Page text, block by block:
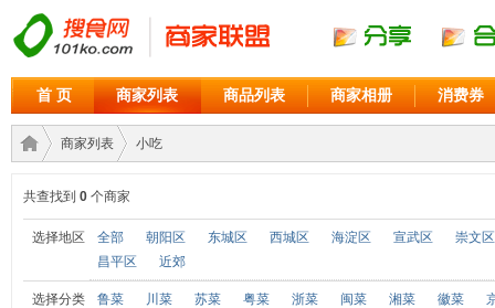
首 页 商家列表 商品列表 商家相册 消费券
商家›
商家列表
›
小吃
共查找到 0 个商家
选择地区 全部 朝阳区 东城区 西城区 海淀区 宣武区
崇文区
昌平区
近郊
选择分类 鲁菜 川菜 苏菜 粤菜 浙菜 闽菜 湘菜 徽菜